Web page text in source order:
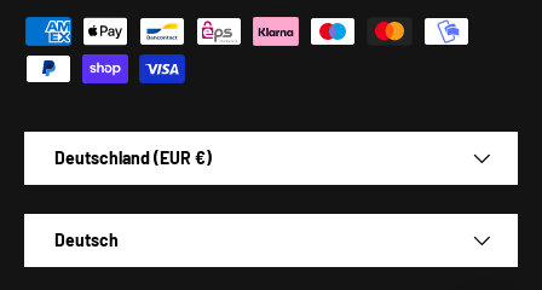
Zahlungsmethoden
Deutschland (EUR €)
Deutsch